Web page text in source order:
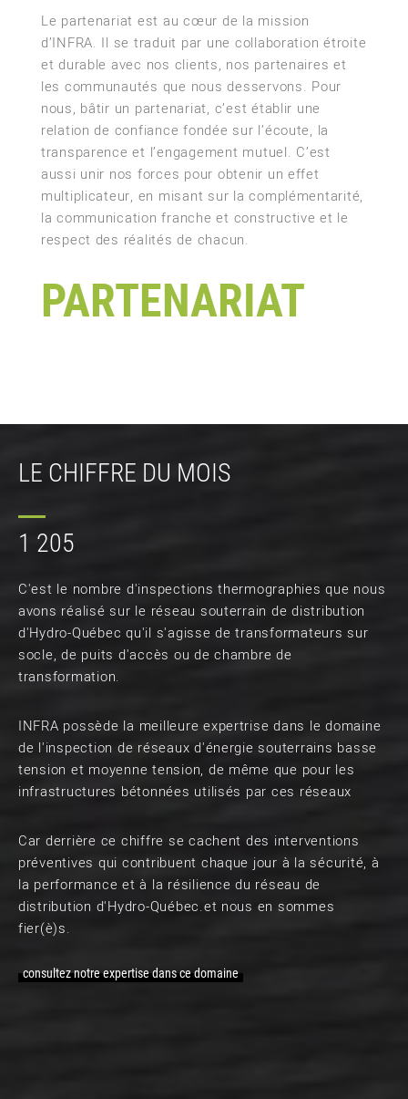
Le partenariat est au cœur de la mission
d’INFRA. Il se traduit par une collaboration étroite
et durable avec nos clients, nos partenaires et
les communautés que nous desservons. Pour
nous, bâtir un partenariat, c’est établir une
relation de confiance fondée sur l’écoute, la
transparence et l’engagement mutuel. C’est
aussi unir nos forces pour obtenir un effet
multiplicateur, en misant sur la complémentarité,
la communication franche et constructive et le
respect des réalités de chacun.
PARTENARIAT
LE CHIFFRE DU MOIS
1 205
C'est le nombre d'inspections thermographies que nous
avons réalisé sur le réseau souterrain de distribution
d'Hydro-Québec qu'il s'agisse de transformateurs sur
socle, de puits d'accès ou de chambre de
transformation.
INFRA possède la meilleure expertrise dans le domaine
de l'inspection de réseaux d'énergie souterrains basse
tension et moyenne tension, de même que pour les
infrastructures bétonnées utilisés par ces réseaux
Car derrière ce chiffre se cachent des interventions
préventives qui contribuent chaque jour à la sécurité, à
la performance et à la résilience du réseau de
distribution d'Hydro-Québec.et nous en sommes
fier(è)s.
consultez notre expertise dans ce domaine